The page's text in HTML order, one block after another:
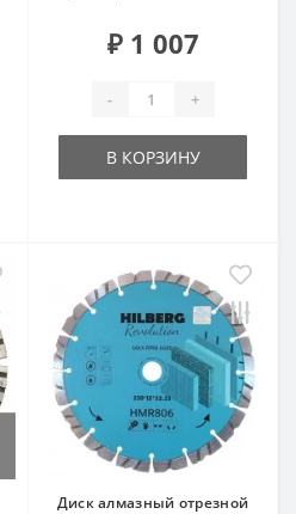
₽ 1 007
- +
В КОРЗИНУ
Диск алмазный отрезной